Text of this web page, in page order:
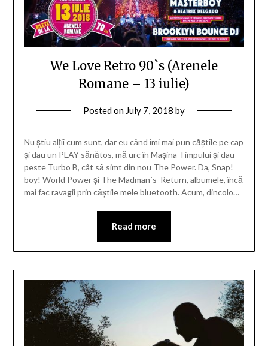
We Love Retro 90`s (Arenele
Romane – 13 iulie)
Posted on July 7, 2018 by
Nu știu alții cum sunt, dar eu când imi mai pun căștile pe cap
și dau un PLAY sănătos, mă urc în Mașina Timpului și dau
peste Turbo B, cât să simt din nou The Power. Da, Snap!
boy! World Power și The Madman`s Return, albumele, încă
mai fac ravagii prin căștile mele bluetooth. Acum, dincolo…
Read more